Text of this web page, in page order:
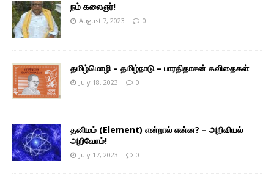
நம் கலைஞர்!
August 7, 2023 0
தமிழ்மொழி – தமிழ்நாடு – பாரதிதாசன் கவிதைகள்
July 18, 2023 0
தனிமம் (Element) என்றால் என்ன? – அறிவியல்
அறிவோம்!
July 17, 2023 0